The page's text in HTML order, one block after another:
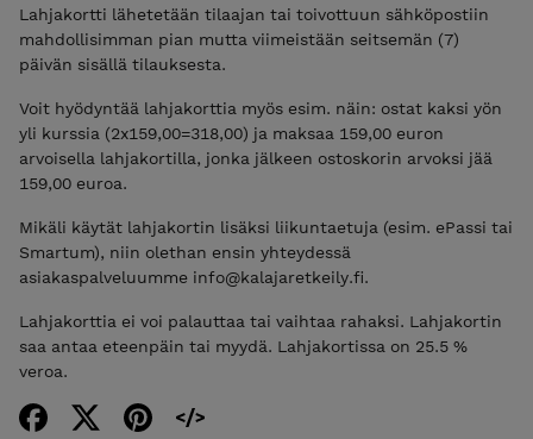
Lahjakortti lähetetään tilaajan tai toivottuun sähköpostiin
mahdollisimman pian mutta viimeistään seitsemän (7)
päivän sisällä tilauksesta.
Voit hyödyntää lahjakorttia myös esim. näin: ostat kaksi yön
yli kurssia (2x159,00=318,00) ja maksaa 159,00 euron
arvoisella lahjakortilla, jonka jälkeen ostoskorin arvoksi jää
159,00 euroa.
Mikäli käytät lahjakortin lisäksi liikuntaetuja (esim. ePassi tai
Smartum), niin olethan ensin yhteydessä
asiakaspalveluumme info@kalajaretkeily.fi.
Lahjakorttia ei voi palauttaa tai vaihtaa rahaksi. Lahjakortin
saa antaa eteenpäin tai myydä. Lahjakortissa on 25.5 %
veroa.